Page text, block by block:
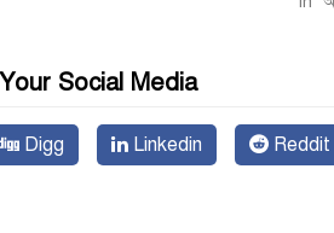
Social Media
Digg Linkedin Reddit